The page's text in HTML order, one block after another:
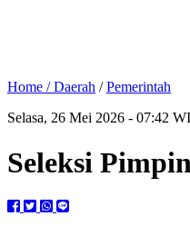
Home /Daerah /Pemerintah
Selasa, 26 Mei 2026 - 07:42
Seleksi